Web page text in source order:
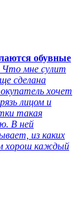
обувные
мне сулит
сделана
хочет
лицом и
такая
В ней
из каких
хорош каждый